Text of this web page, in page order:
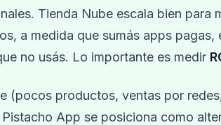
Tienda Nube escala bien para
a medida que sumás apps pagas,
no usás. Lo importante es medir
(pocos productos, ventas por
App se posiciona como